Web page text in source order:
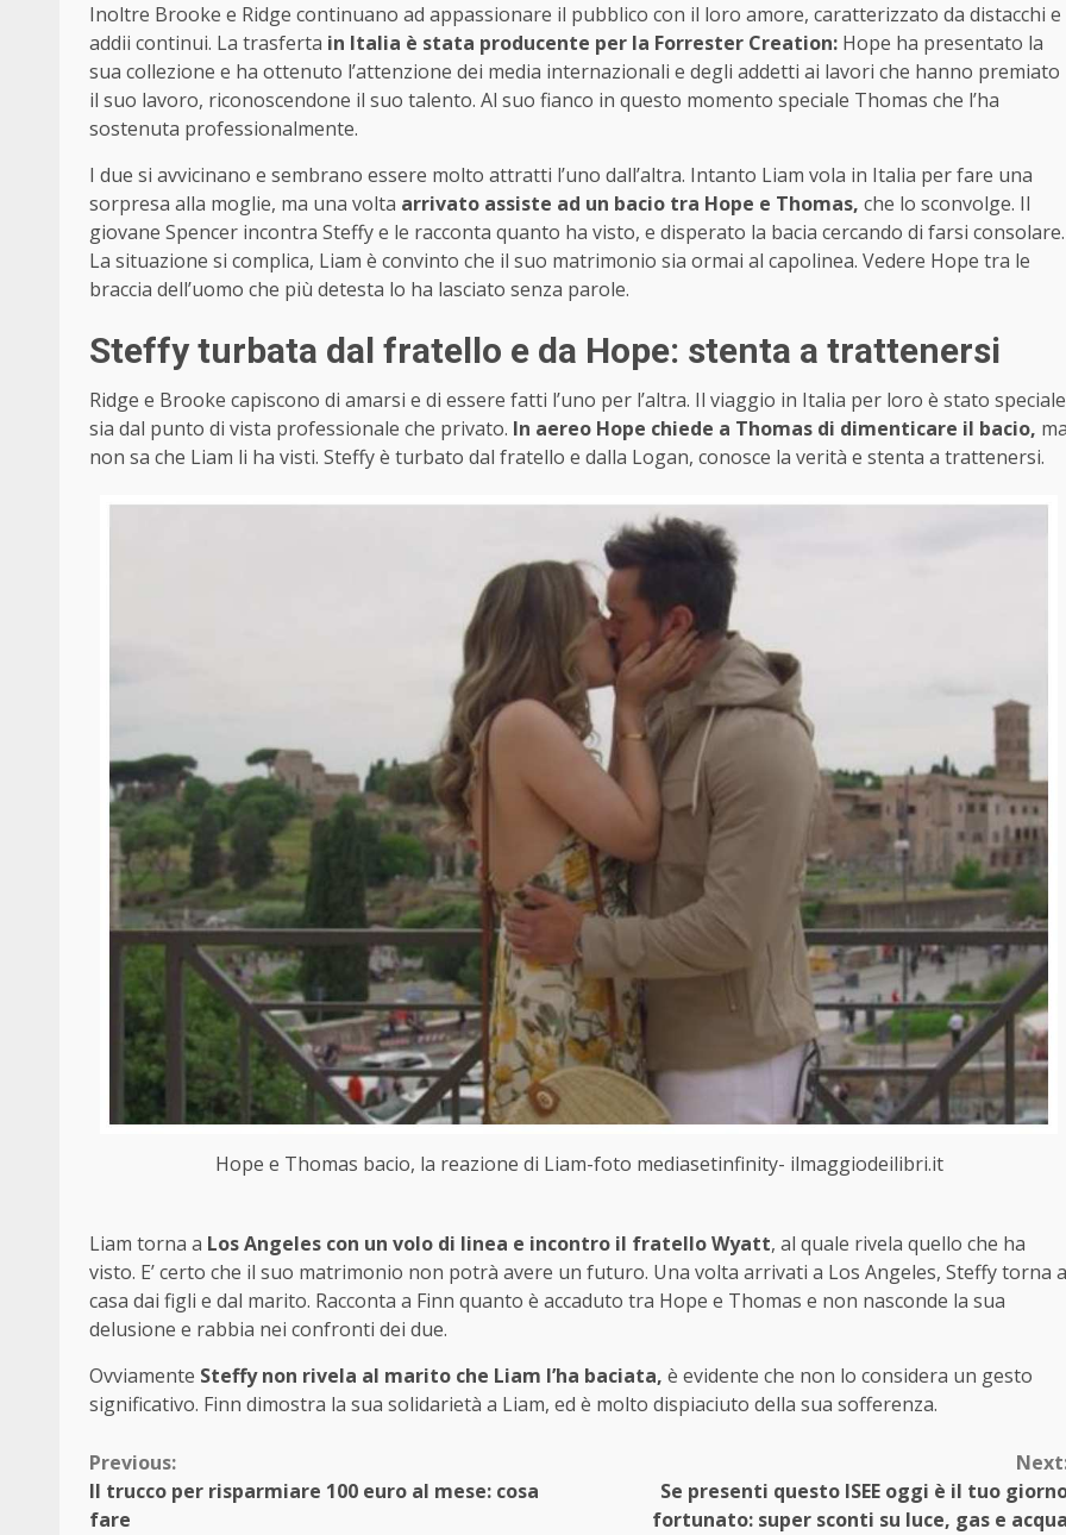
Inoltre Brooke e Ridge continuano ad appassionare il pubblico con il loro amore, caratterizzato da distacchi e
addii continui. La trasferta in Italia è stata producente per la Forrester Creation: Hope ha presentato la
sua collezione e ha ottenuto l’attenzione dei media internazionali e degli addetti ai lavori che hanno premiato
il suo lavoro, riconoscendone il suo talento. Al suo fianco in questo momento speciale Thomas che l’ha
sostenuta professionalmente.
I due si avvicinano e sembrano essere molto attratti l’uno dall’altra. Intanto Liam vola in Italia per fare una
sorpresa alla moglie, ma una volta arrivato assiste ad un bacio tra Hope e Thomas, che lo sconvolge. Il
giovane Spencer incontra Steffy e le racconta quanto ha visto, e disperato la bacia cercando di farsi consolare.
La situazione si complica, Liam è convinto che il suo matrimonio sia ormai al capolinea. Vedere Hope tra le
braccia dell’uomo che più detesta lo ha lasciato senza parole.
Steffy turbata dal fratello e da Hope: stenta a trattenersi
Ridge e Brooke capiscono di amarsi e di essere fatti l’uno per l’altra. Il viaggio in Italia per loro è stato speciale
sia dal punto di vista professionale che privato. In aereo Hope chiede a Thomas di dimenticare il bacio,
non sa che Liam li ha visti. Steffy è turbato dal fratello e dalla Logan, conosce la verità e stenta a trattenersi.
Hope e Thomas bacio, la reazione di Liam-foto mediasetinfinity- ilmaggiodeilibri.it
Liam torna a Los Angeles con un volo di linea e incontro il fratello Wyatt, al quale rivela quello che ha
visto. E’ certo che il suo matrimonio non potrà avere un futuro. Una volta arrivati a Los Angeles, Steffy torna a
casa dai figli e dal marito. Racconta a Finn quanto è accaduto tra Hope e Thomas e non nasconde la sua
delusione e rabbia nei confronti dei due.
Ovviamente Steffy non rivela al marito che Liam l’ha baciata, è evidente che non lo considera un gesto
significativo. Finn dimostra la sua solidarietà a Liam, ed è molto dispiaciuto della sua sofferenza.
Continue
Reading
Previous:
Il trucco per risparmiare 100 euro al mese: cosa
fare
Se presenti questo ISEE oggi è il tuo
fortunato: super sconti su luce, gas e